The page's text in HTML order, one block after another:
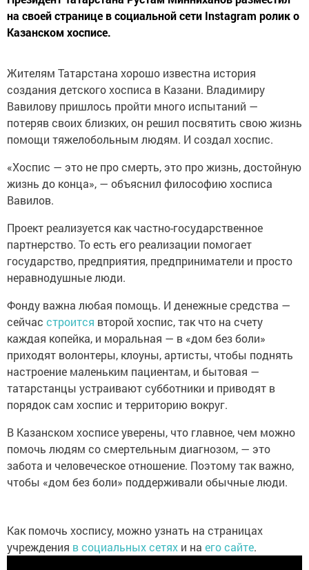
на своей странице в социальной сети Instagram ролик о
Казанском хосписе.
Жителям Татарстана хорошо известна история
создания детского хосписа в Казани. Владимиру
Вавилову пришлось пройти много испытаний —
потеряв своих близких, он решил посвятить свою жизнь
помощи тяжелобольным людям. И создал хоспис.
«Хоспис — это не про смерть, это про жизнь, достойную
жизнь до конца», — объяснил философию хосписа
Вавилов.
Проект реализуется как частно-государственное
партнерство. То есть его реализации помогает
государство, предприятия, предприниматели и просто
неравнодушные люди.
Фонду важна любая помощь. И денежные средства —
сейчас строится второй хоспис, так что на счету
каждая копейка, и моральная — в «дом без боли»
приходят волонтеры, клоуны, артисты, чтобы поднять
настроение маленьким пациентам, и бытовая —
татарстанцы устраивают субботники и приводят в
порядок сам хоспис и территорию вокруг.
В Казанском хосписе уверены, что главное, чем можно
помочь людям со смертельным диагнозом, — это
забота и человеческое отношение. Поэтому так важно,
чтобы «дом без боли» поддерживали обычные люди.
Как помочь хоспису, можно узнать на страницах
учреждения в социальных сетях и на его сайте.